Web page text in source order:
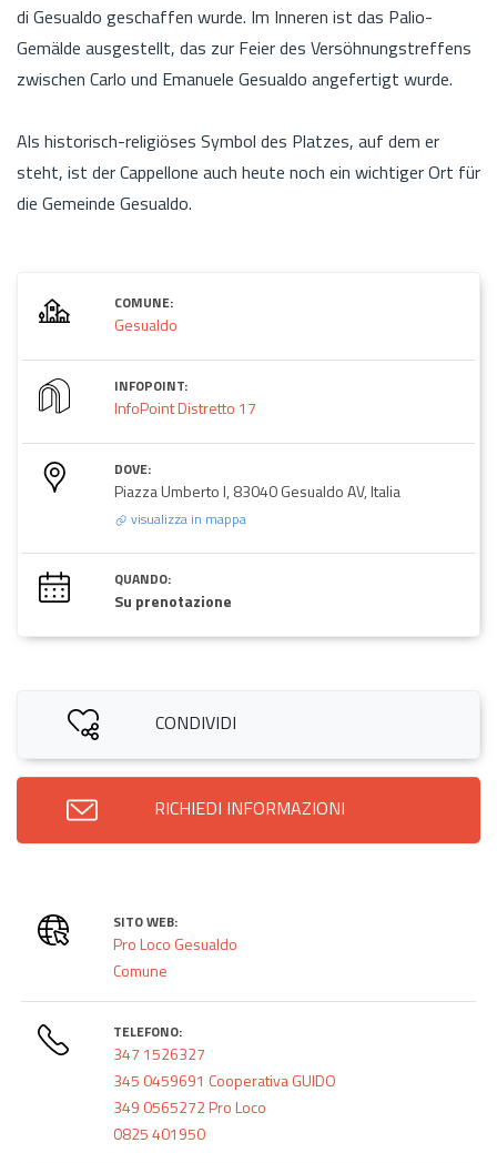
di Gesualdo geschaffen wurde. Im Inneren ist das Palio-
Gemälde ausgestellt, das zur Feier des Versöhnungstreffens
zwischen Carlo und Emanuele Gesualdo angefertigt wurde.
Als historisch-religiöses Symbol des Platzes, auf dem er
steht, ist der Cappellone auch heute noch ein wichtiger Ort für
die Gemeinde Gesualdo.
COMUNE:
Gesualdo
INFOPOINT:
InfoPoint Distretto 17
DOVE:
Piazza Umberto I, 83040 Gesualdo AV, Italia
visualizza in mappa
QUANDO:
Su prenotazione
CONDIVIDI
RICHIEDI INFORMAZIONI
SITO WEB:
Pro Loco Gesualdo
Comune
TELEFONO:
347 1526327
345 0459691 Cooperativa GUIDO
349 0565272 Pro Loco
0825 401950